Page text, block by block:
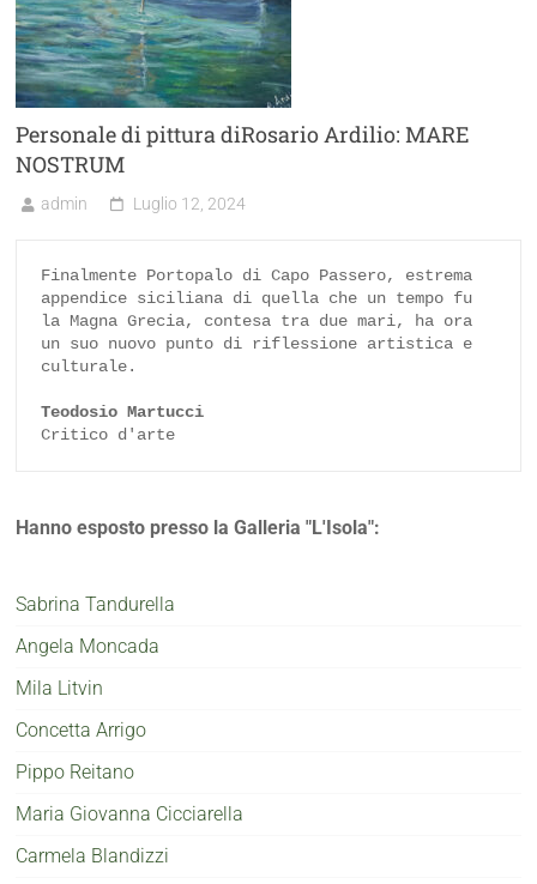
Personale di pittura diRosario Ardilio: MARE
NOSTRUM
admin Luglio 12, 2024
Finalmente Portopalo di Capo Passero, estrema
appendice siciliana di quella che un tempo fu
la Magna Grecia, contesa tra due mari, ha ora
un suo nuovo punto di riflessione artistica e
culturale.
Teodosio Martucci
Critico d'arte
Hanno esposto presso la Galleria "L'Isola":
Sabrina Tandurella
Angela Moncada
Mila Litvin
Concetta Arrigo
Pippo Reitano
Maria Giovanna Cicciarella
Carmela Blandizzi